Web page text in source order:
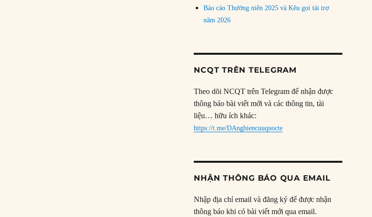
Báo cáo Thường niên 2025 và Kêu gọi tài trợ
năm 2026
NCQT TRÊN TELEGRAM
Theo dõi NCQT trên Telegram để nhận được
thông báo bài viết mới và các thông tin, tài
liệu… hữu ích khác:
https://t.me/DAnghiencuuquocte
NHẬN THÔNG BÁO QUA EMAIL
Nhập địa chỉ email và đăng ký để được nhận
thông báo khi có bài viết mới qua email.